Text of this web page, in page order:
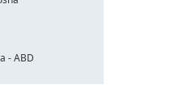
- ABD